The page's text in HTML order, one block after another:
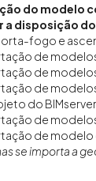
do modelo
a disposição
fogo e
de
de
de
do
de
de
se importa a